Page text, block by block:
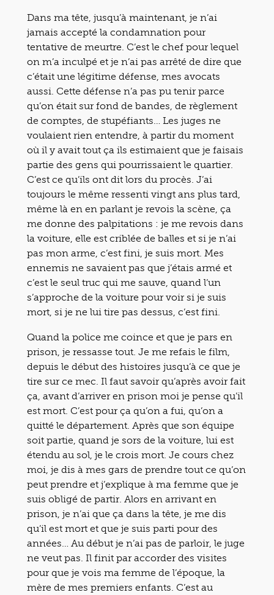
Dans ma tête, jusqu’à maintenant, je n’ai
jamais accepté la condamnation pour
tentative de meurtre. C’est le chef pour lequel
on m’a inculpé et je n’ai pas arrêté de dire que
c’était une légitime défense, mes avocats
aussi. Cette défense n’a pas pu tenir parce
qu’on était sur fond de bandes, de règlement
de comptes, de stupéfiants… Les juges ne
voulaient rien entendre, à partir du moment
où il y avait tout ça ils estimaient que je faisais
partie des gens qui pourrissaient le quartier.
C’est ce qu’ils ont dit lors du procès. J’ai
toujours le même ressenti vingt ans plus tard,
même là en en parlant je revois la scène, ça
me donne des palpitations : je me revois dans
la voiture, elle est criblée de balles et si je n’ai
pas mon arme, c’est fini, je suis mort. Mes
ennemis ne savaient pas que j’étais armé et
c’est le seul truc qui me sauve, quand l’un
s’approche de la voiture pour voir si je suis
mort, si je ne lui tire pas dessus, c’est fini.
Quand la police me coince et que je pars en
prison, je ressasse tout. Je me refais le film,
depuis le début des histoires jusqu’à ce que je
tire sur ce mec. Il faut savoir qu’après avoir fait
ça, avant d’arriver en prison moi je pense qu’il
est mort. C’est pour ça qu’on a fui, qu’on a
quitté le département. Après que son équipe
soit partie, quand je sors de la voiture, lui est
étendu au sol, je le crois mort. Je cours chez
moi, je dis à mes gars de prendre tout ce qu’on
peut prendre et j’explique à ma femme que je
suis obligé de partir. Alors en arrivant en
prison, je n’ai que ça dans la tête, je me dis
qu’il est mort et que je suis parti pour des
années… Au début je n’ai pas de parloir, le juge
ne veut pas. Il finit par accorder des visites
pour que je vois ma femme de l’époque, la
mère de mes premiers enfants. C’est au